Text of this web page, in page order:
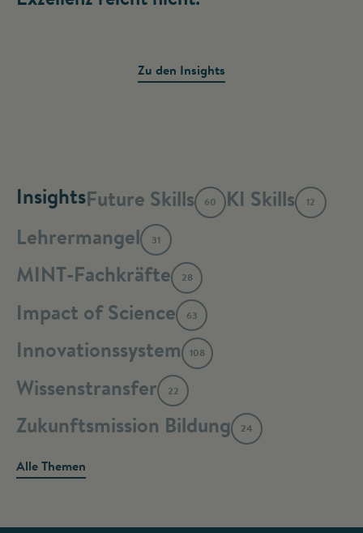
Zu den Insights
InsightsFuture Skills 60 KI Skills 12
Lehrermangel 31
MINT-Fachkräfte 28
Impact of Science 63
Innovationssystem 108
Wissenstransfer 22
Zukunftsmission Bildung 24
Alle Themen